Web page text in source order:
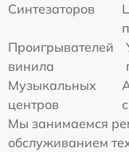
Синтезаторов
Проигрывателей
винила
Музыкальных
центров
Мы занимаемся
обслуживанием